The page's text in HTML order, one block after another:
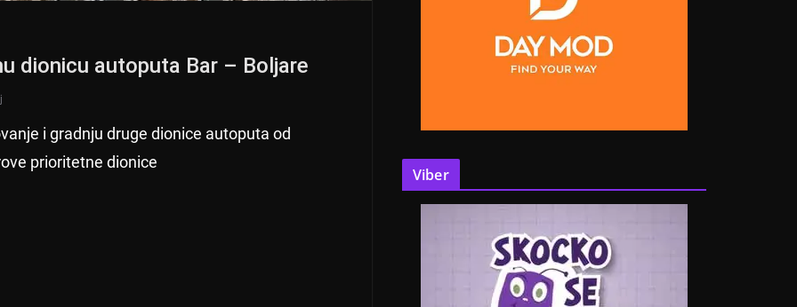
dionicu autoputa Bar – Boljare
i gradnju druge dionice autoputa od
prioritetne dionice
Viber